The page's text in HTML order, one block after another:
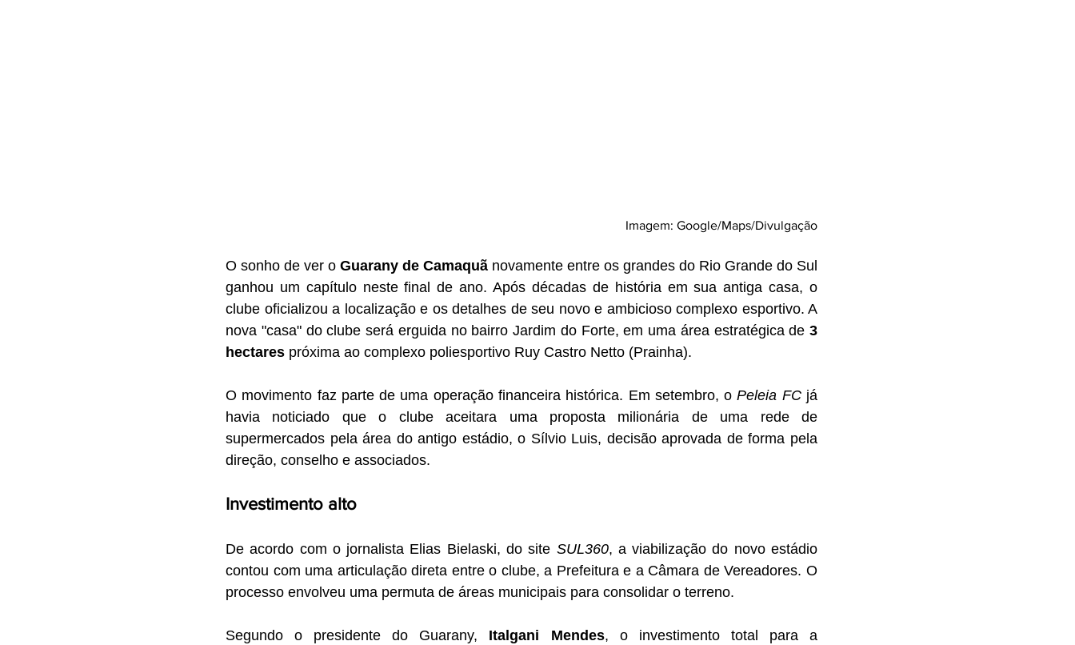
Imagem: Google/Maps/Divulgação
O sonho de ver o Guarany de Camaquã novamente entre os grandes do Rio Grande do Sul
ganhou um capítulo neste final de ano. Após décadas de história em sua antiga casa, o
clube oficializou a localização e os detalhes de seu novo e ambicioso complexo esportivo. A
nova "casa" do clube será erguida no bairro Jardim do Forte, em uma área estratégica de 3
hectares próxima ao complexo poliesportivo Ruy Castro Netto (Prainha).
O movimento faz parte de uma operação financeira histórica. Em setembro, o Peleia FC já
havia noticiado que o clube aceitara uma proposta milionária de uma rede de
supermercados pela área do antigo estádio, o Sílvio Luis, decisão aprovada de forma pela
direção, conselho e associados.
Investimento alto
De acordo com o jornalista Elias Bielaski, do site SUL360, a viabilização do novo estádio
contou com uma articulação direta entre o clube, a Prefeitura e a Câmara de Vereadores. O
processo envolveu uma permuta de áreas municipais para consolidar o terreno.
Segundo o presidente do Guarany, Italgani Mendes, o investimento total para a